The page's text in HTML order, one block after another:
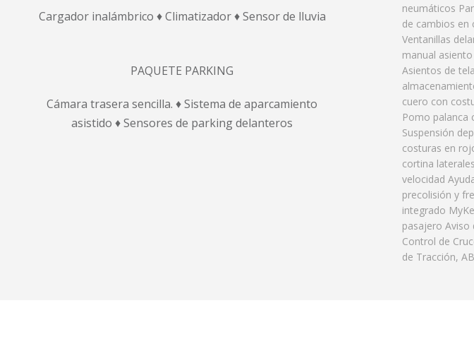
Cargador inalámbrico ♦ Climatizador ♦ Sensor de lluvia
PAQUETE PARKING
Cámara trasera sencilla. ♦ Sistema de aparcamiento
asistido ♦ Sensores de parking delanteros
neumáticos
de cambios en
Ventanillas
manual
Asientos de
cuero con
Pomo palanca
Suspensión
costuras en
cortina
velocidad
precolisión y
integrado
pasajero Aviso
Control de
de Tracción,